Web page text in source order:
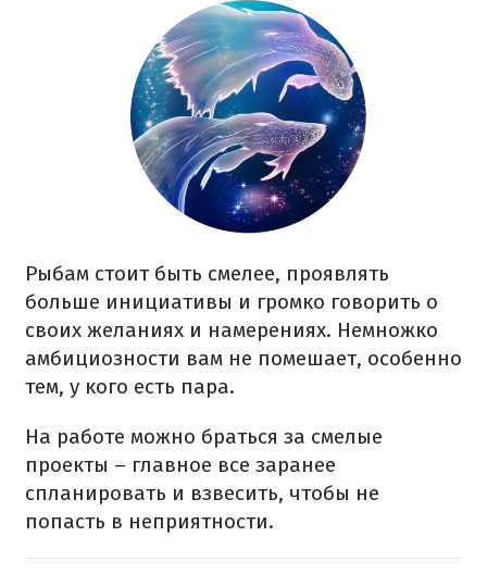
Рыбам стоит быть смелее, проявлять
больше инициативы и громко говорить о
своих желаниях и намерениях. Немножко
амбициозности вам не помешает, особенно
тем, у кого есть пара.
На работе можно браться за смелые
проекты – главное все заранее
спланировать и взвесить, чтобы не
попасть в неприятности.